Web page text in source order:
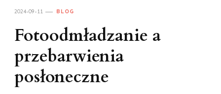
2024-09-11 BLOG
Fotoodmładzanie a
przebarwienia
posłoneczne